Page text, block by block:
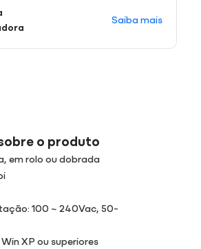
Saiba mais
o produto
em rolo ou dobrada
100 ~ 240Vac, 50-
XP ou superiores